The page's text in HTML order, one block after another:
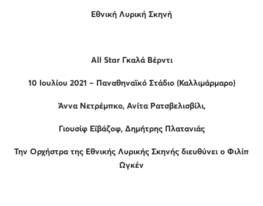
Εθνική Λυρική Σκηνή
All StarΓκαλά Βέρντι
10 Ιουλίου 2021 – Παναθηναϊκό Στάδιο (Καλλιμάρμαρο)
Άννα Νετρέμπκο, Ανίτα Ρατσβελισβίλι,
Γιουσίφ Εϊβάζοφ, Δημήτρης Πλατανιάς
Την Ορχήστρα της Εθνικής Λυρικής Σκηνής διευθύνει ο Φιλίπ
Ωγκέν